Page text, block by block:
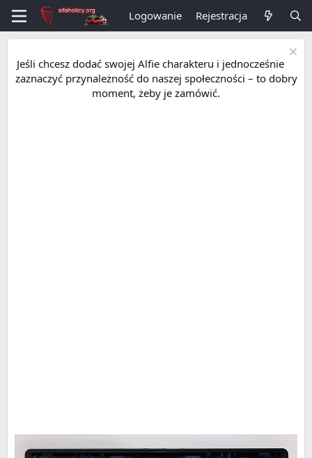
Logowanie Rejestracja
Jeśli chcesz dodać swojej Alfie charakteru i jednocześnie
zaznaczyć przynależność do naszej społeczności – to dobry
moment, żeby je zamówić.